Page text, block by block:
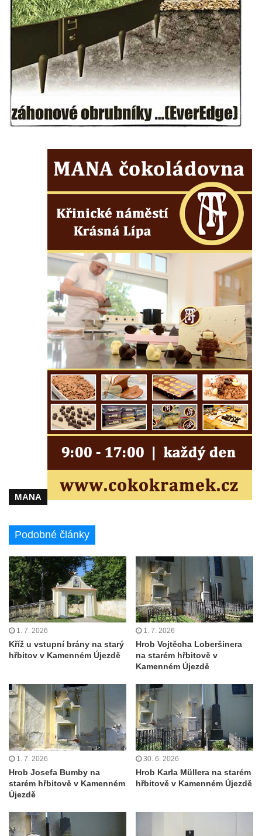
Kenotaf Antonína Krause na hřbitově v
Pomník vojákům Rudé armády na hřbitově
v Kozlech
Pamětní deska pochodu smrti v Saupsdorfu
Pomník obětem 2. světové války v parku
Walthera von der Vogelweide v Duchcově
Památník obětem holokaustu v Lipové ulici
Pomník obětem válek v Jeníkově
kapli Panny Marie v Lahošti
Pomník obětem 2. světové války v parku v
Mikulášovicích
Pomník obětem bombardování 8. 5. 1945 v
ulici U Plovárny ve Frýdlantu
Pamětní deska Rumburské vzpoury na
Základní škole Tyršova v Rumburku
Socha Nepokořený v parku Rumburské
vzpoury v Rumburku
Pamětní deska obětem holokaustu u
židovského hřbitova v Kovanicích
Pamětní deska legionářům na Obecním
úřadě v Kovanicích
Pomník obětem 1. světové války v
Kovanicích
Pomník obětem válek v Kněževsi
Trutnově
Pomník obětem koncentračního tábora na
Pomník pracovního nasazení vězňů
Rychnově u Jablonce nad Nisou
Kenotaf Alfreda Langa na hřbitově v Krásné
u Pěnčína
Kenotaf Emila Posselta na hřbitově v
Krásné u Pěnčína
Kenotaf Edmunda Andera na hřbitově v
Teplicích nad Metují
Kenotaf Franze Ruseho na hřbitově v
Teplicích nad Metují
Pomník obětem 2. světové války na hřbitově
v Teplicích nad Metují
Hrob Waltera Hilleho na hřbitově ve Vlčí
Kenotaf Oskara Ringelhana na hřbitově v
Benešově nad Ploučnicí
MANA
Podobné články
1. 7. 2026
Kříž u vstupní brány na starý
hřbitov v Kamenném Újezdě
1. 7. 2026
Hrob Vojtěcha Loberšinera
na starém hřbitově v
Kamenném Újezdě
1. 7. 2026
Hrob Josefa Bumby na
starém hřbitově v Kamenném
Újezdě
30. 6. 2026
Hrob Karla Müllera na starém
hřbitově v Kamenném Újezdě